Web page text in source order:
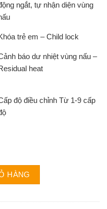
ngắt, tự nhận diện vùng
trẻ em – Child lock
báo dư nhiệt vùng nấu –
heat
độ điều chỉnh Từ 1-9 cấp
HÀNG